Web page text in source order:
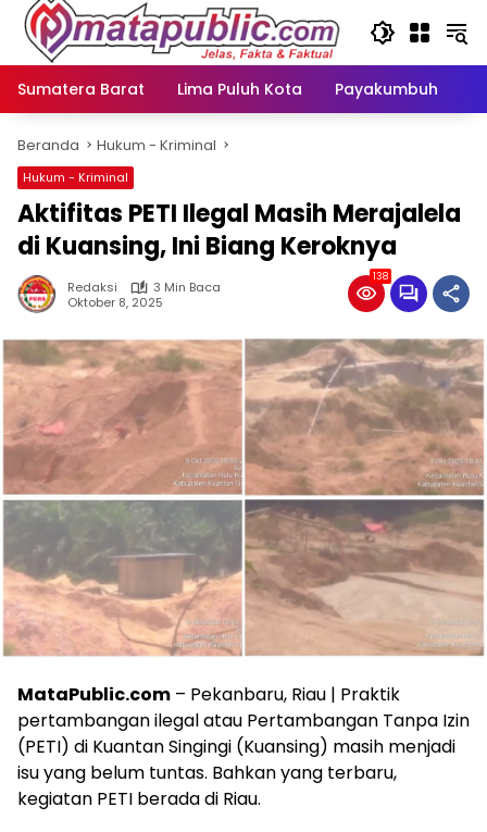
Langsung
konten
Sumatera Barat
Lima Puluh Kota Payakumbuh
Beranda Hukum - Kriminal
Hukum - Kriminal
Aktifitas PETI Ilegal Masih Merajalela
di Kuansing, Ini Biang Keroknya
Redaksi
3 Min Baca
Oktober 8, 2025
138
MataPublic.com – Pekanbaru, Riau | Praktik
pertambangan ilegal atau Pertambangan Tanpa Izin
(PETI) di Kuantan Singingi (Kuansing) masih menjadi
isu yang belum tuntas. Bahkan yang terbaru,
kegiatan PETI berada di Riau.